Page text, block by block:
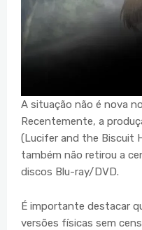
A situação não é nova
Recentemente, a
(Lucifer and the Biscuit
também não retirou a
discos Blu-ray/DVD.
É importante destacar
versões físicas sem